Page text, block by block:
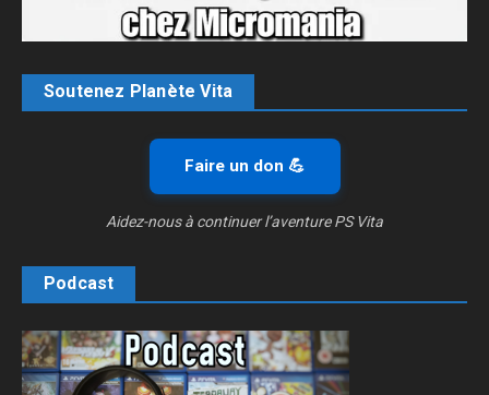
Soutenez Planète Vita
Faire un don 💪
Aidez-nous à continuer l’aventure PS Vita
Podcast